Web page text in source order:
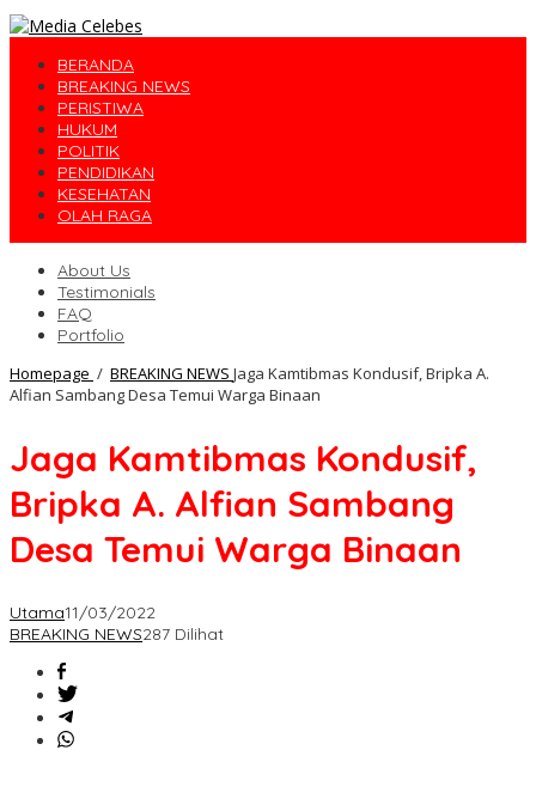
BERANDA
BREAKING NEWS
PERISTIWA
HUKUM
POLITIK
PENDIDIKAN
KESEHATAN
OLAH RAGA
About Us
Testimonials
FAQ
Portfolio
Homepage / BREAKING NEWS Jaga Kamtibmas Kondusif, Bripka A.
Alfian Sambang Desa Temui Warga Binaan
Jaga Kamtibmas Kondusif,
Bripka A. Alfian Sambang
Desa Temui Warga Binaan
Utama11/03/2022
BREAKING NEWS287 Dilihat